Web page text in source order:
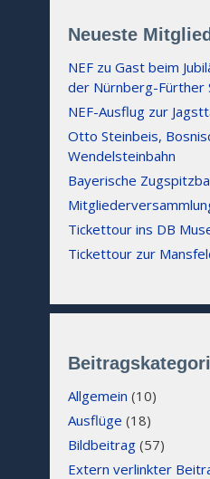
Neueste
NEF zu Gast beim
der Nürnberg-Fürther
NEF-Ausflug zur
Otto Steinbeis,
Wendelsteinbahn
Bayerische
Tickettour ins DB
Tickettour zur
Allgemein (10)
Ausflüge (18)
Bildbeitrag (57)
Extern verlinkter